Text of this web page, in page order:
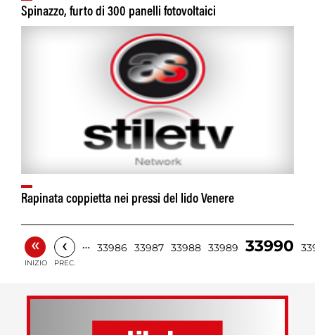
Spinazzo, furto di 300 panelli fotovoltaici
Rapinata coppietta nei pressi del lido Venere
«
INIZIO
‹
PREC.
… 33986 33987 33988 33989 33990